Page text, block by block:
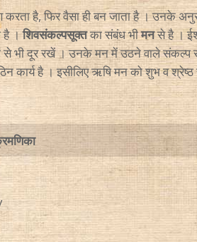
है, फिर वैसा ही बन जाता है । उनके
है ।शिवसंकल्पसूक्तका संबंध भीमनसे है ।
से भी दूर रखें । उनके मन में उठने वाले
कार्य है । इसीलिए ऋषि मन को शुभ व